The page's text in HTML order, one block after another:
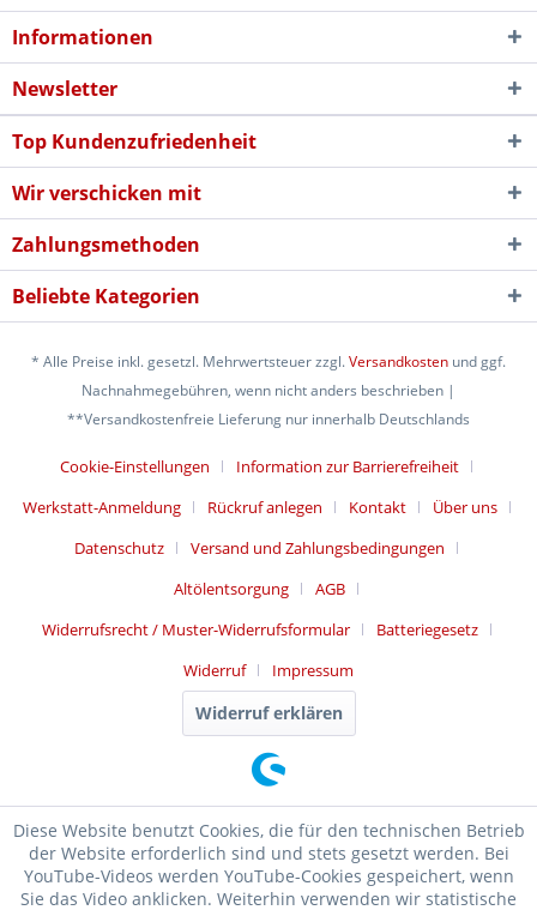
Informationen
Newsletter
Top Kundenzufriedenheit
Wir verschicken mit
Zahlungsmethoden
Beliebte Kategorien
* Alle Preise inkl. gesetzl. Mehrwertsteuer zzgl.Versandkosten und ggf.
Nachnahmegebühren, wenn nicht anders beschrieben |
**Versandkostenfreie Lieferung nur innerhalb Deutschlands
Cookie-Einstellungen
Information zur Barrierefreiheit
Werkstatt-Anmeldung
Rückruf anlegen Kontakt
Über uns
Datenschutz
Versand und Zahlungsbedingungen
Altölentsorgung
AGB
Widerrufsrecht / Muster-Widerrufsformular
Batteriegesetz
Widerruf
Impressum
Widerruf erklären
Diese Website benutzt Cookies, die für den technischen Betrieb
der Website erforderlich sind und stets gesetzt werden. Bei
YouTube-Videos werden YouTube-Cookies gespeichert, wenn
Sie das Video anklicken. Weiterhin verwenden wir statistische